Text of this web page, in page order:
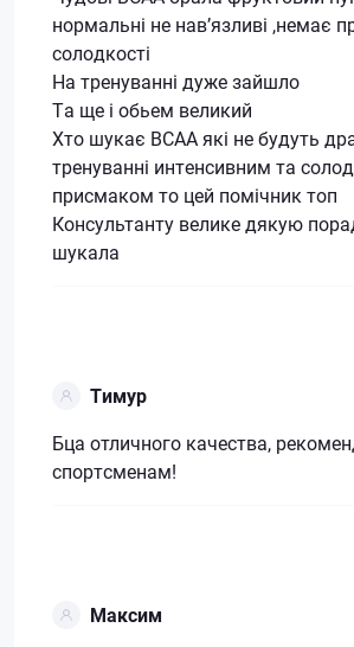
нормальні не навʼязливі ,немає
солодкості
На тренуванні дуже зайшло
Та ще і обьем великий
Хто шукає BCAA які не будуть
тренуванні интенсивним та
присмаком то цей помічник топ
Консультанту велике дякую
шукала
Тимур
Бца отличного качества,
спортсменам!
Максим